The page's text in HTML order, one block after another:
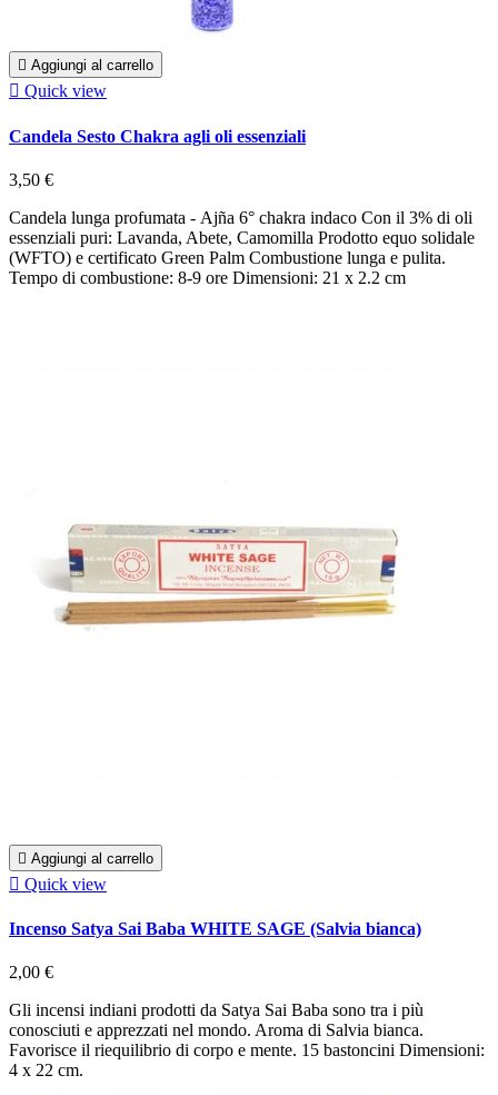
 Aggiungi al carrello
 Quick view
Candela Sesto Chakra agli oli essenziali
3,50 €
Candela lunga profumata - Ajña 6° chakra indaco Con il 3% di oli
essenziali puri: Lavanda, Abete, Camomilla Prodotto equo solidale
(WFTO) e certificato Green Palm Combustione lunga e pulita.
Tempo di combustione: 8-9 ore Dimensioni: 21 x 2.2 cm
 Aggiungi al carrello
 Quick view
Incenso Satya Sai Baba WHITE SAGE (Salvia bianca)
2,00 €
Gli incensi indiani prodotti da Satya Sai Baba sono tra i più
conosciuti e apprezzati nel mondo. Aroma di Salvia bianca.
Favorisce il riequilibrio di corpo e mente. 15 bastoncini Dimensioni:
4 x 22 cm.